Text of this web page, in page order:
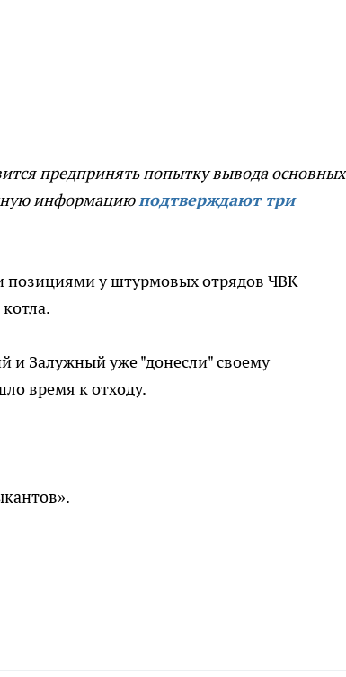
предпринять попытку вывода основных
информациюподтверждают три
позициями у штурмовых отрядов ЧВК
и Залужный уже "донесли" своему
время к отходу.